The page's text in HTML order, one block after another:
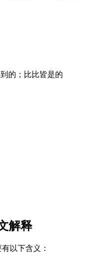
的；比比皆是的
解释
以下含义：